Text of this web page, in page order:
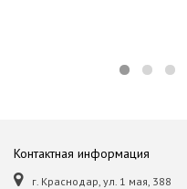
Контактная информация
г. Краснодар, ул. 1 мая, 388